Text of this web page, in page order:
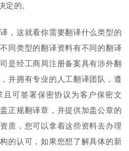
定的。
，这就看你需要翻译什么类型的
同类型的翻译资料有不同的翻译
是经工商局注册备案具有涉外翻
，并拥有专业的 人工翻译团队，遵
可签署保密协议为客户保密文
正规翻译章，并提供加盖公章的
质，您可以拿着这些资料去办理
的认可，如果您想了解具体的新